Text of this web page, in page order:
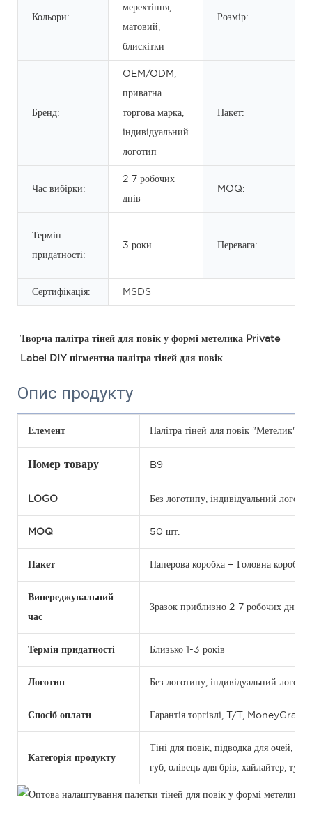
Кольори:
мерехтіння,
матовий,
блискітки
Розмір:
Бренд:
OEM/ODM,
приватна
торгова марка,
індивідуальний
логотип
Пакет:
Час вибірки:
2-7 робочих
днів
MOQ:
Термін
придатності:
3 роки Перевага:
Сертифікація: MSDS
Творча палітра тіней для повік у формі метелика Private
Label DIY пігментна палітра тіней для повік
Опис продукту
Елемент Палітра тіней для повік "Метелик" 9
Номер товару B9
LOGO Без логотипу, індивідуальний
MOQ 50 шт.
Пакет Паперова коробка + Головна коробка
Випереджувальний
час
Зразок приблизно 2-7 робочих днів,
Термін придатності Близько 1-3 років
Логотип Без логотипу, індивідуальний
Спосіб оплати Гарантія торгівлі, T/T,
Категорія продукту
Тіні для повік, підводка для очей,
губ, олівець для брів, хайлайтер,